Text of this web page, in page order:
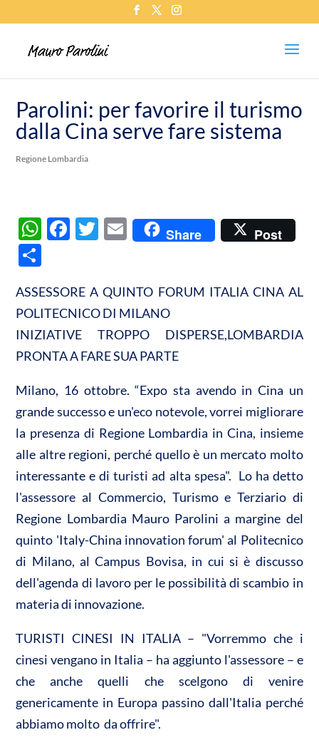
Parolini: per favorire il turismo
dalla Cina serve fare sistema
Regione Lombardia
W
s
A
p
p
F
b
o
o
k
T
er
E
Share Post
n
di
vi
di
ASSESSORE A QUINTO FORUM ITALIA CINA AL
POLITECNICO DI MILANO
INIZIATIVE TROPPO DISPERSE,LOMBARDIA
PRONTA A FARE SUA PARTE
Milano, 16 ottobre. “Expo sta avendo in Cina un
grande successo e un'eco notevole, vorrei migliorare
la presenza di Regione Lombardia in Cina, insieme
alle altre regioni, perché quello è un mercato molto
interessante e di turisti ad alta spesa". Lo ha detto
l'assessore al Commercio, Turismo e Terziario di
Regione Lombardia Mauro Parolini a margine del
quinto 'Italy-China innovation forum' al Politecnico
di Milano, al Campus Bovisa, in cui si è discusso
dell'agenda di lavoro per le possibilità di scambio in
materia di innovazione.
TURISTI CINESI IN ITALIA – "Vorremmo che i
cinesi vengano in Italia – ha aggiunto l'assessore – e
che anche quelli che scelgono di venire
genericamente in Europa passino dall'Italia perché
abbiamo molto da offrire".